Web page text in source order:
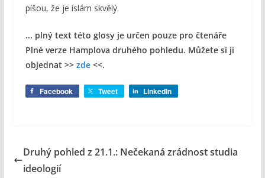
píšou, že je islám skvělý.
... plný text této glosy je určen pouze pro čtenáře
Plné verze Hamplova druhého pohledu. Můžete si ji
objednat >> zde<<.
Facebook Tweet LinkedIn
Druhý pohled z 21.1.: Nečekaná zrádnost studia
ideologií